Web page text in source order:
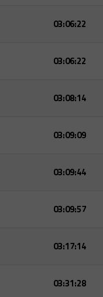
03:06:22
03:06:22
03:08:14
03:09:09
03:09:44
03:09:57
03:17:14
03:31:28